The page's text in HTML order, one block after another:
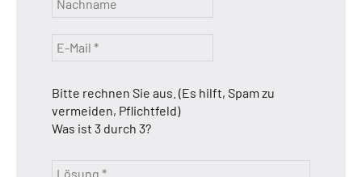
Bitte rechnen Sie aus. (Es hilft, Spam zu
vermeiden, Pflichtfeld)
Was ist 3 durch 3?